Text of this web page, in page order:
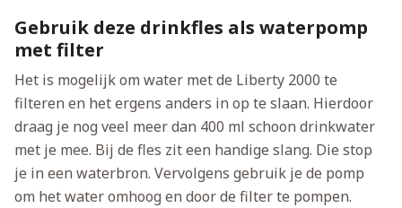
Gebruik deze drinkfles als waterpomp
met filter
Het is mogelijk om water met de Liberty 2000 te
filteren en het ergens anders in op te slaan. Hierdoor
draag je nog veel meer dan 400 ml schoon drinkwater
met je mee. Bij de fles zit een handige slang. Die stop
je in een waterbron. Vervolgens gebruik je de pomp
om het water omhoog en door de filter te pompen.